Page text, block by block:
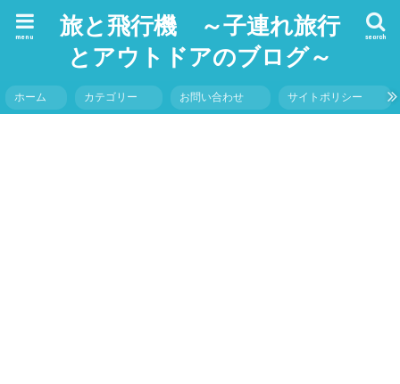
旅と飛行機 ～子連れ旅行
とアウトドアのブログ～
search
menu
ホーム カテゴリー お問い合わせ サイトポリシー